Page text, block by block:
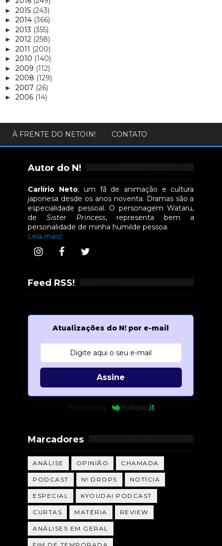
► 2015 (243)
► 2014 (366)
► 2013 (355)
► 2012 (258)
► 2011 (200)
► 2010 (140)
► 2009 (112)
► 2008 (129)
► 2007 (26)
► 2006 (14)
À FRENTE DO NETOIN! CONTATO
Autor do N!
Carlírio Neto, um fã de animação e cultura
japonesa desde os anos noventa. Dramas são a
especialidade pessoal. O personagem Wataru,
deSister Princess, representa bem a
personalidade de minha humilde pessoa.
Leia mais!
Feed RSS!
Atualizações do N! por e-mail
Assine
Powered by
Marcadores
ANÁLISE OPINIÃO CHAMADA
PODCAST N! DROPS NOTÍCIA
ESPECIAL KYOUDAI PODCAST
CURTAS MATÉRIA REVIEW
ANÁLISES EM GERAL